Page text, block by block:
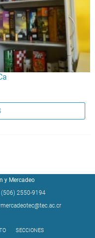
y Mercadeo
(506) 2550-9194
SECCIONES